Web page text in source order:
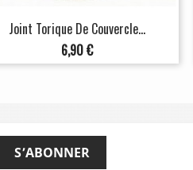
Joint Torique De Couvercle...
Prix
6,90 €